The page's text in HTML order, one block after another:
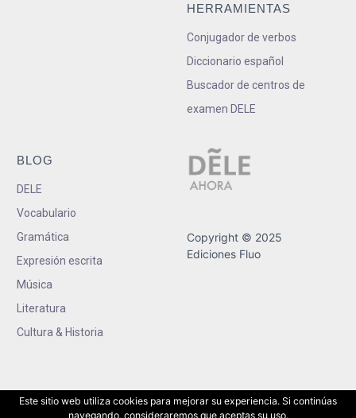
HERRAMIENTAS
Conjugador de verbos
Diccionario español
Buscador de centros de
examen DELE
BLOG
DELE
Vocabulario
Gramática
Expresión escrita
Música
Literatura
Cultura & Historia
Copyright © 2025
Ediciones Fluo
Este sitio web utiliza cookies para mejorar su experiencia. Si continúas
navegando, consideraremos que aceptas su uso.